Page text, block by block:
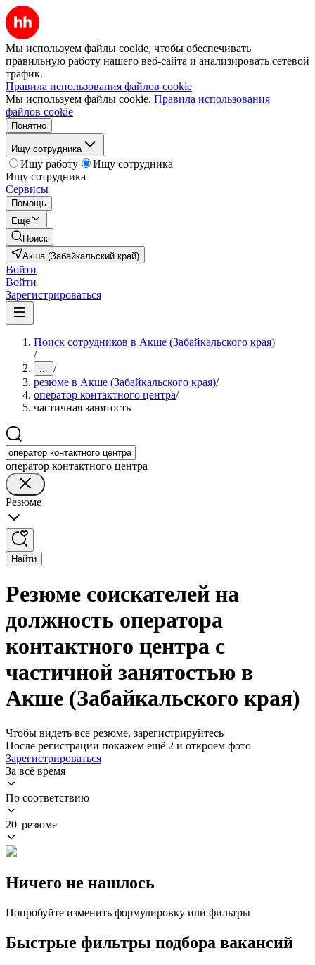
Мы используем файлы cookie, чтобы обеспечивать
правильную работу нашего веб-сайта и анализировать сетевой
трафик.
Правила использования файлов cookie
Мы используем файлы cookie. Правила использования
файлов cookie
Понятно
Ищу сотрудника
Ищу работу
Ищу сотрудника
Ищу сотрудника
Сервисы
Помощь
Ещё
Поиск
Акша (Забайкальский край)
Войти
Войти
Зарегистрироваться
Поиск сотрудников в Акше (Забайкальского края)
/
... /
резюме в Акше (Забайкальского края)/
оператор контактного центра/
частичная занятость
оператор контактного центра
Резюме
Найти
Резюме соискателей на
должность оператора
контактного центра с
частичной занятостью в
Акше (Забайкальского края)
Чтобы видеть все резюме, зарегистрируйтесь
После регистрации покажем ещё 2 и откроем фото
Зарегистрироваться
За всё время
По соответствию
20 резюме
Ничего не нашлось
Попробуйте изменить формулировку или фильтры
Быстрые фильтры подбора вакансий